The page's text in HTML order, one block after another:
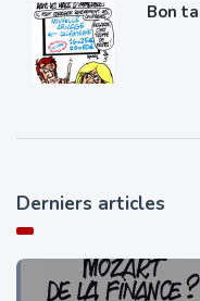
Bon
Derniers articles